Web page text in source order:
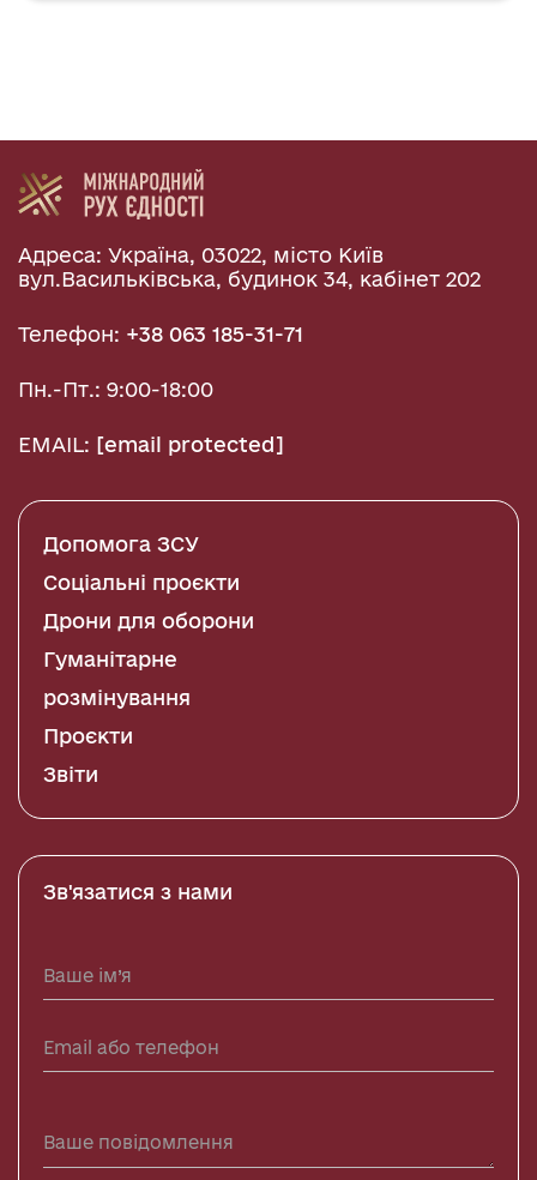
Адреса: Україна, 03022, місто Київ
вул.Васильківська, будинок 34, кабінет 202
Телефон: +38 063 185-31-71
Пн.-Пт.: 9:00-18:00
EMAIL: [email protected]
Допомога ЗСУ
Соціальні проєкти
Дрони для оборони
Гуманітарне
розмінування
Проєкти
Звіти
Зв'язатися з нами